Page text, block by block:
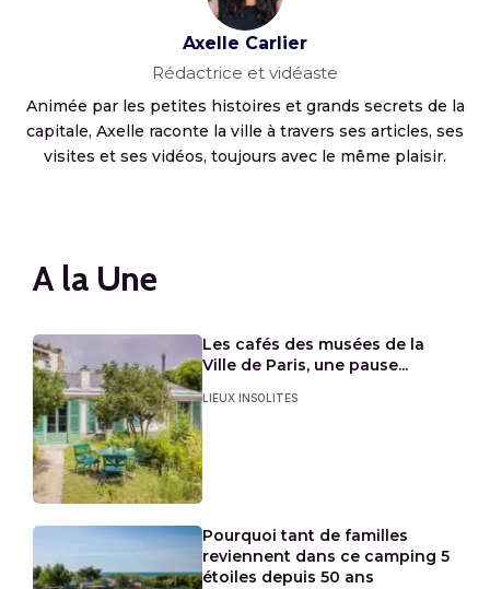
Axelle Carlier
Rédactrice et vidéaste
Animée par les petites histoires et grands secrets de la
capitale, Axelle raconte la ville à travers ses articles, ses
visites et ses vidéos, toujours avec le même plaisir.
A la Une
Les cafés des musées de la
Ville de Paris, une pause...
LIEUX INSOLITES
Pourquoi tant de familles
reviennent dans ce camping 5
étoiles depuis 50 ans